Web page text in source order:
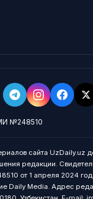
№248510
сайта UzDaily.uz
редакции.
от 1 апреля 2024
Daily Media. Адрес